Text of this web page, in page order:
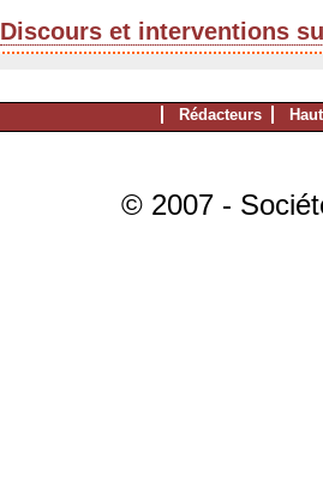
Discours et interventions
Rédacteurs
© 2007 -